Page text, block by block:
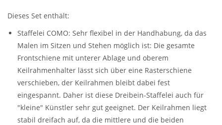
Dieses Set enthält:
Staffelei COMO: Sehr flexibel in der Handhabung, da das
Malen im Sitzen und Stehen möglich ist: Die gesamte
Frontschiene mit unterer Ablage und oberem
Keilrahmenhalter lässt sich über eine Rasterschiene
verschieben, der Keilrahmen bleibt dabei fest
eingespannt. Daher ist diese Dreibein-Staffelei auch für
"kleine" Künstler sehr gut geeignet. Der Keilrahmen liegt
stabil dreifach auf, da die mittlere und die beiden